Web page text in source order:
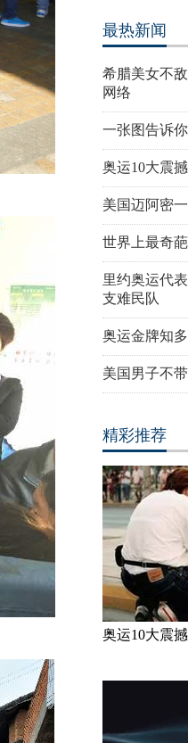
最热新闻
希腊美女不
网络
一张图告诉
奥运10大震
美国迈阿密
世界上最奇
里约奥运代
支难民队
奥运金牌知
美国男子不
精彩推荐
奥运10大震